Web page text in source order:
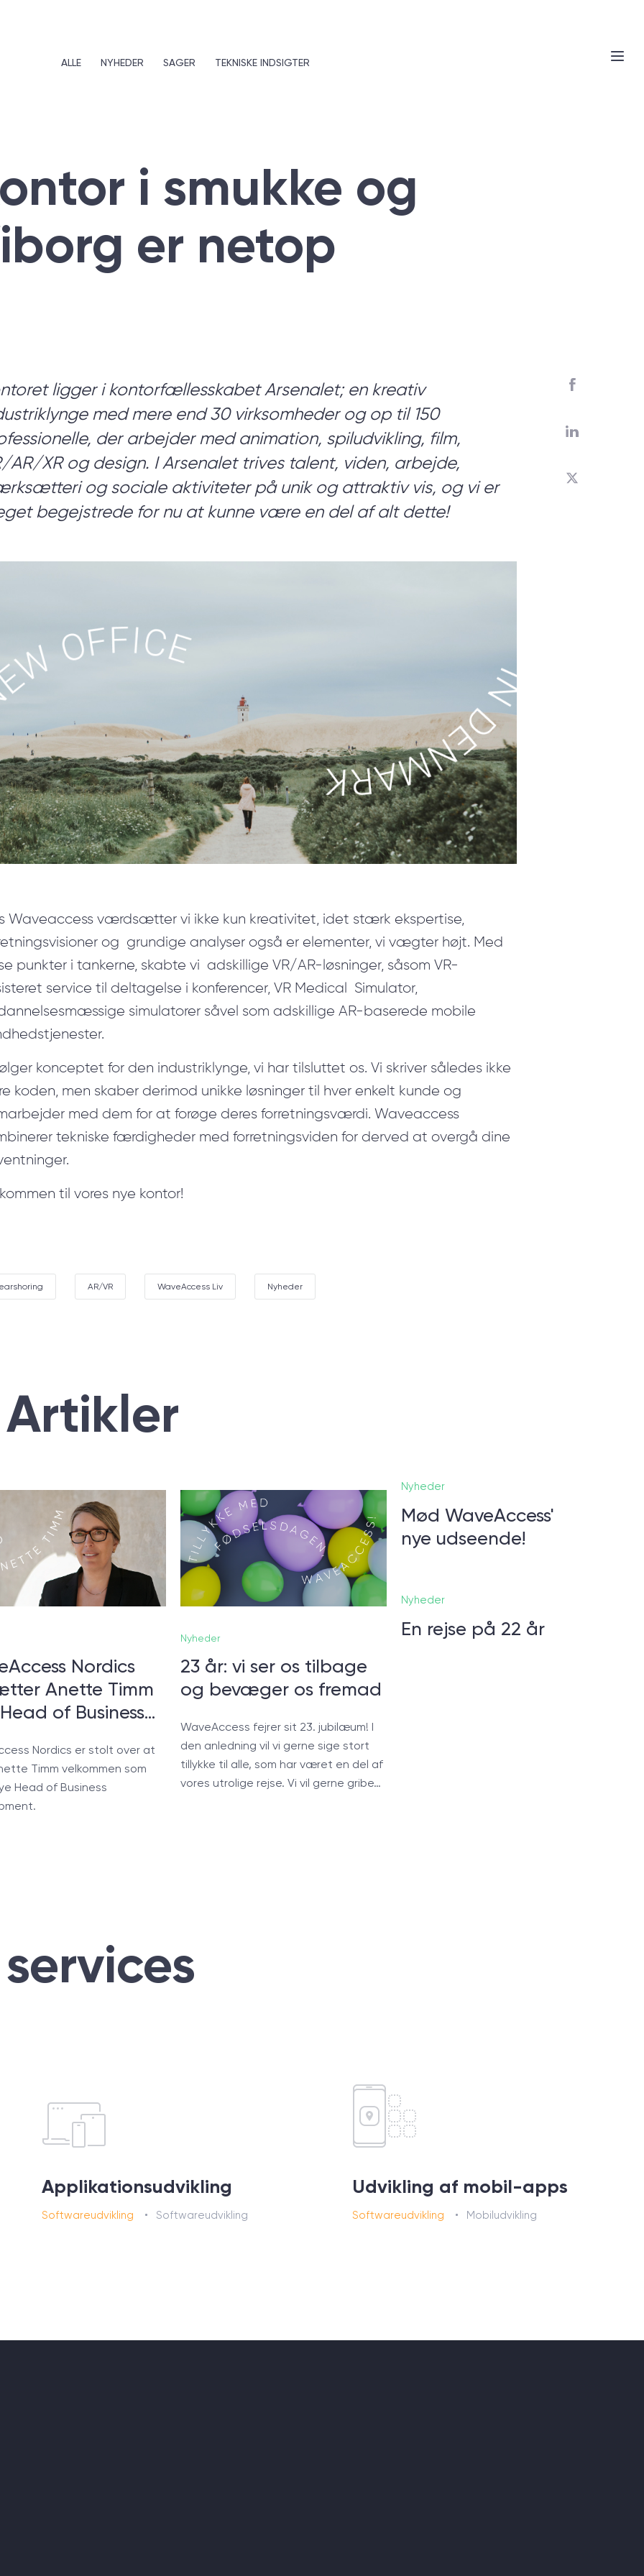
ALLE NYHEDER SAGER TEKNISKE INDSIGTER
i smukke og
er netop
ligger i kontorfællesskabet Arsenalet; en kreativ
med mere end 30 virksomheder og op til 150
der arbejder med animation, spiludvikling, film,
AR/XR og design. I Arsenalet trives talent, viden, arbejde,
og sociale aktiviteter på unik og attraktiv vis, og vi er
begejstrede for nu at kunne være en del af alt dette!
Waveaccess værdsætter vi ikke kun kreativitet, idet stærk ekspertise,
og grundige analyser også er elementer, vi vægter højt. Med
punkter i tankerne, skabte vi adskillige VR/AR-løsninger, såsom VR-
service til deltagelse i konferencer, VR Medical Simulator,
simulatorer såvel som adskillige AR-baserede mobile
konceptet for den industriklynge, vi har tilsluttet os. Vi skriver således ikke
koden, men skaber derimod unikke løsninger til hver enkelt kunde og
med dem for at forøge deres forretningsværdi. Waveaccess
tekniske færdigheder med forretningsviden for derved at overgå dine
til vores nye kontor!
AR/VR WaveAccess Liv Nyheder
Nordics
Anette Timm
of Business…
Nordics er stolt over at
Timm velkommen som
Head of Business
Nyheder
23 år: vi ser os tilbage
og bevæger os fremad
WaveAccess fejrer sit 23. jubilæum! I
den anledning vil vi gerne sige stort
tillykke til alle, som har været en del af
vores utrolige rejse. Vi vil gerne gribe…
Nyheder
Mød WaveAccess'
nye udseende!
Nyheder
En rejse på 22 år
Applikationsudvikling
Softwareudvikling Softwareudvikling
Udvikling af mobil-apps
Softwareudvikling Mobiludvikling
for?
dig gennem en discovery session, så du kan få styr på
tekniske krav og forretningsmål — og komme godt fra
start.
R Udvikling & Optimering
SharePoint Udvikling
Vidensintensiv Softwareudvikling
Machine learning
IT-design til Sundhed
Nearshore-udviklingstjenester
ValueXI AI Engine